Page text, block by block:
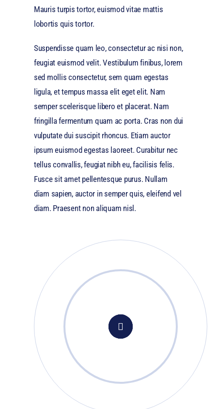
Mauris turpis tortor, euismod vitae mattis
lobortis quis tortor.
Suspendisse quam leo, consectetur ac nisi non,
feugiat euismod velit. Vestibulum finibus, lorem
sed mollis consectetur, sem quam egestas
ligula, et tempus massa elit eget elit. Nam
semper scelerisque libero et placerat. Nam
fringilla fermentum quam ac porta. Cras non dui
vulputate dui suscipit rhoncus. Etiam auctor
ipsum euismod egestas laoreet. Curabitur nec
tellus convallis, feugiat nibh eu, facilisis felis.
Fusce sit amet pellentesque purus. Nullam
diam sapien, auctor in semper quis, eleifend vel
diam. Praesent non aliquam nisl.